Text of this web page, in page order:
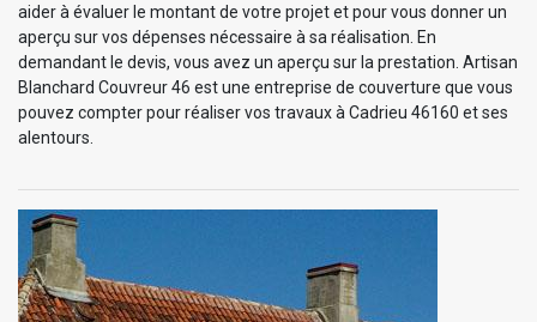
aider à évaluer le montant de votre projet et pour vous donner un
aperçu sur vos dépenses nécessaire à sa réalisation. En
demandant le devis, vous avez un aperçu sur la prestation. Artisan
Blanchard Couvreur 46 est une entreprise de couverture que vous
pouvez compter pour réaliser vos travaux à Cadrieu 46160 et ses
alentours.